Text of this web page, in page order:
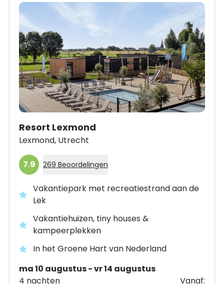
Resort Lexmond
Lexmond, Utrecht
7.9 269 Beoordelingen
Vakantiepark met recreatiestrand aan de
Lek
Vakantiehuizen, tiny houses &
kampeerplekken
In het Groene Hart van Nederland
ma 10 augustus - vr 14 augustus
4 nachten
Vanaf: